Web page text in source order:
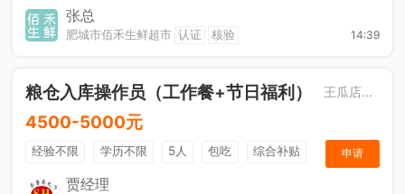
综合补贴张总
肥城市佰禾生鲜超市 认证 核验 14:39
粮仓入库操作员（工作餐+节日福利） 王瓜店街道
4500-5000元
经验不限 学历不限 5人 包吃
综合补贴
奖励计划
申请
贾经理